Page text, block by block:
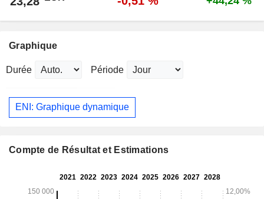
Graphique
Durée Période
ENI: Graphique dynamique
Compte de Résultat et Estimations